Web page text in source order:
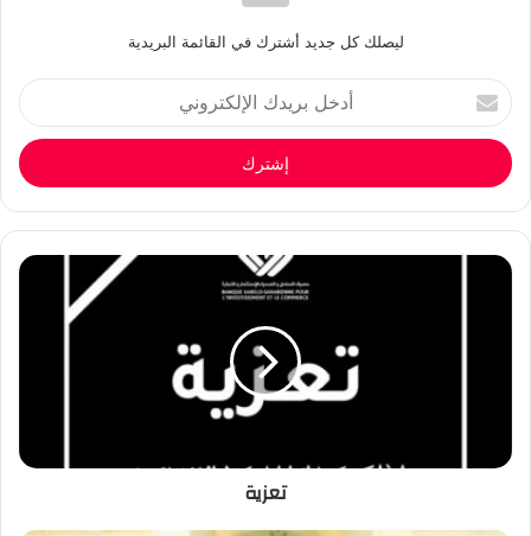
ليصلك كل جديد أشترك في القائمة البريدية
أدخل
بريدك
الإلكتروني
تعزية